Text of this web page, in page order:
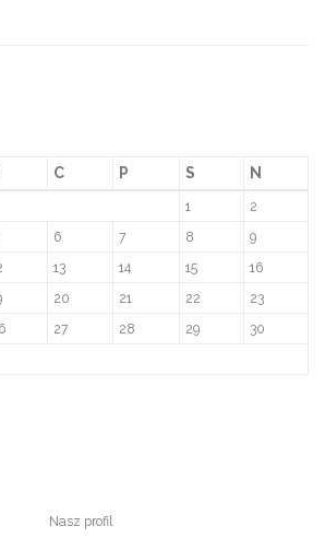
C P S N
1
2
6 7 8
9
13 14 15
16
20 21 22
23
27 28 29
30
Nasz profil